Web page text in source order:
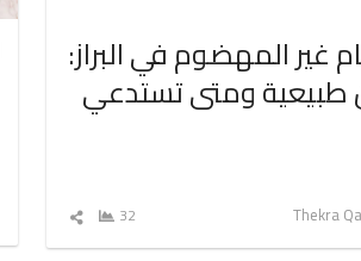
غير المهضوم في البراز:
ومتى تستدعي
Thekra
32
شارك